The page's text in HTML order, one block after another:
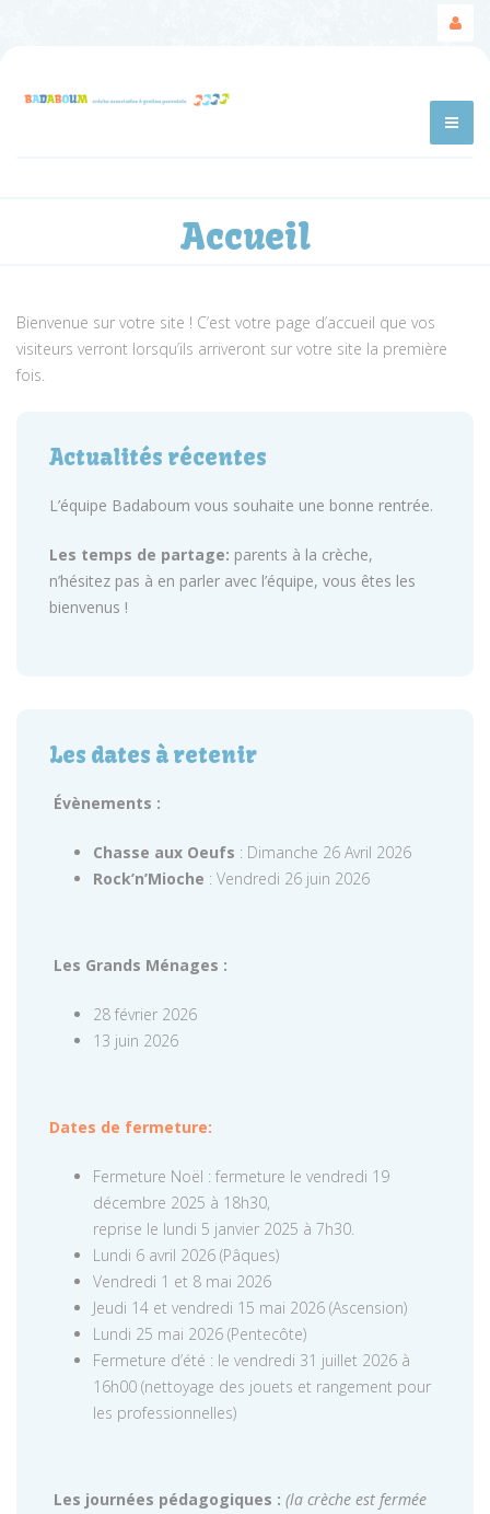
Accueil
Bienvenue sur votre site ! C’est votre page d’accueil que vos
visiteurs verront lorsqu’ils arriveront sur votre site la première
fois.
Actualités récentes
L’équipe Badaboum vous souhaite une bonne rentrée.
Les temps de partage: parents à la crèche,
n’hésitez pas à en parler avec l’équipe, vous êtes les
bienvenus !
Les dates à retenir
Évènements :
Chasse aux Oeufs : Dimanche 26 Avril 2026
Rock’n’Mioche : Vendredi 26 juin 2026
Les Grands Ménages :
28 février 2026
13 juin 2026
Dates de fermeture:
Fermeture Noël : fermeture le vendredi 19
décembre 2025 à 18h30,
reprise le lundi 5 janvier 2025 à 7h30.
Lundi 6 avril 2026 (Pâques)
Vendredi 1 et 8 mai 2026
Jeudi 14 et vendredi 15 mai 2026 (Ascension)
Lundi 25 mai 2026 (Pentecôte)
Fermeture d’été : le vendredi 31 juillet 2026 à
16h00 (nettoyage des jouets et rangement pour
les professionnelles)
Les journées pédagogiques : (la crèche est fermée